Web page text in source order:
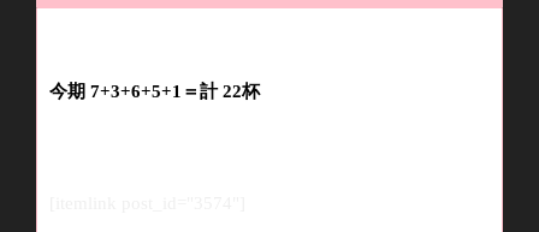
今期 7+3+6+5+1＝計22杯